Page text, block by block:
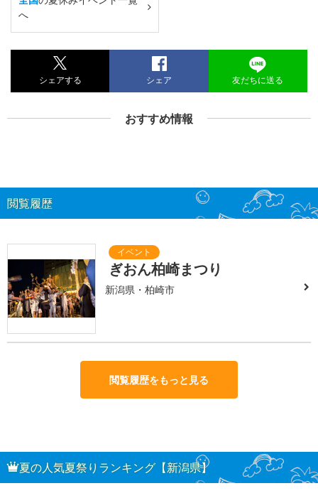
へ
シェアする シェア 友だちに送る
おすすめ情報
閲覧履歴
ぎおん柏崎まつり
新潟県・柏崎市
閲覧履歴をもっと見る
夏の人気夏祭りランキング【新潟県】